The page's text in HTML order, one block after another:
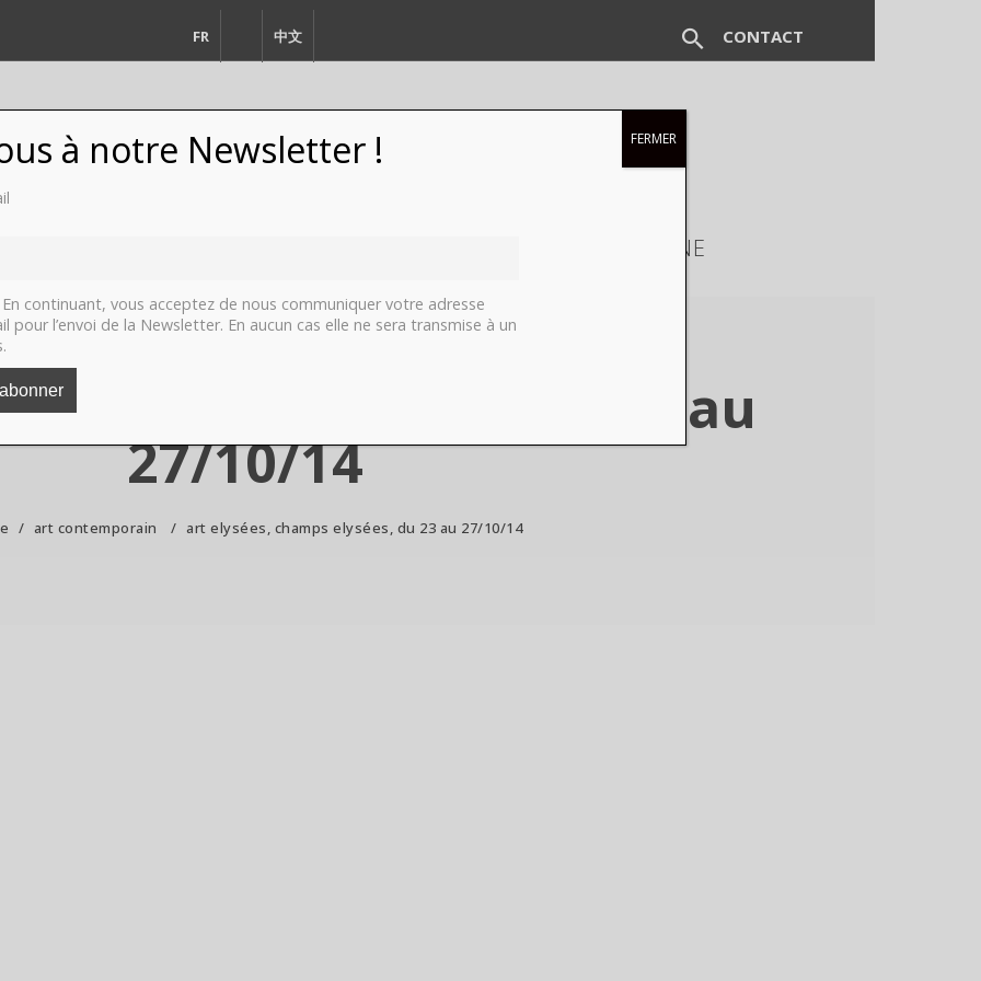
FR 中文 CONTACT
MAGAZINE
Champs Elysées, du 23 au
27/10/14
/ art contemporain / art elysées, champs elysées, du 23 au 27/10/14
à notre Newsletter !
continuant, vous acceptez de nous communiquer votre adresse
pour l’envoi de la Newsletter. En aucun cas elle ne sera transmise à un
FERMER